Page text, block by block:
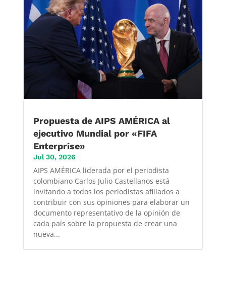
Propuesta de AIPS AMÉRICA al
ejecutivo Mundial por «FIFA
Enterprise»
Jul 30, 2026
AIPS AMÉRICA liderada por el periodista
colombiano Carlos Julio Castellanos está
invitando a todos los periodistas afiliados a
contribuir con sus opiniones para elaborar un
documento representativo de la opinión de
cada país sobre la propuesta de crear una
nueva...